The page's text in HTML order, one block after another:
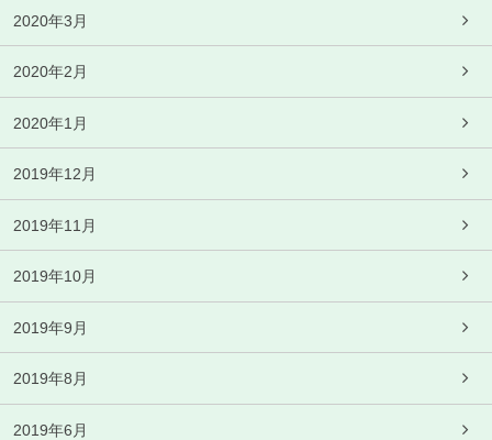
2020年3月
2020年2月
2020年1月
2019年12月
2019年11月
2019年10月
2019年9月
2019年8月
2019年6月